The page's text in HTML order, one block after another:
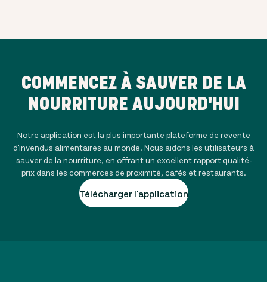
COMMENCEZ À SAUVER DE LA
NOURRITURE AUJOURD'HUI
Notre application est la plus importante plateforme de revente
d'invendus alimentaires au monde. Nous aidons les utilisateurs à
sauver de la nourriture, en offrant un excellent rapport qualité-
prix dans les commerces de proximité, cafés et restaurants.
Télécharger l'application